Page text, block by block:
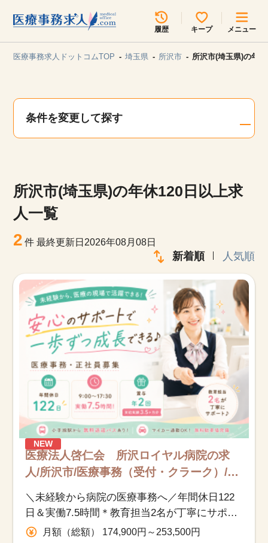
履歴 キープ メニュー
見学会・イベント情報
お知らせ
医療事務求人ドットコムとは
サイトの使い方
就職サポート
人材をお探しの医療機関・企業様
運営会社
医療事務求人ドットコムTOP 埼玉県 所沢市 所沢市(埼玉県)の年
条件を変更して探す
所沢市(埼玉県)の年休120日以上求
人一覧
2 件最終更新日2026年08月08日
新着順 人気順
NEW
医療法人啓仁会 所沢ロイヤル病院の求
人/所沢市/医療事務（受付・クラーク）/正
＼未経験から病院の医療事務へ／年間休日122
日＆実働7.5時間＊教育担当2名が丁寧にサポー
ト♪小手指駅より無料送迎バスあり★
月額（総額） 174,900円～253,500円
所在地のエリアを選択してください
各支店担当よりご連絡させていただきます。
関東
甲信越・北陸 中国・四国
九州・沖縄